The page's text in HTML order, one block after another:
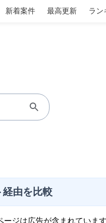
新着案件 最高更新 ラン
経由を比較
ージは広告が含まれています